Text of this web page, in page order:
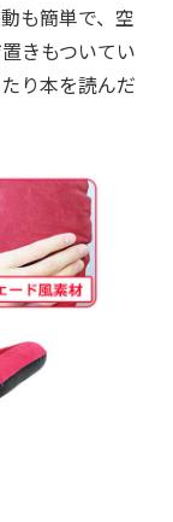
も簡単で、空
きもついてい
り本を読んだ